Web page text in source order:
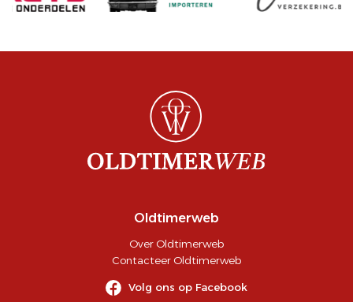
Oldtimerweb
Over Oldtimerweb
Contacteer Oldtimerweb
Volg ons op Facebook